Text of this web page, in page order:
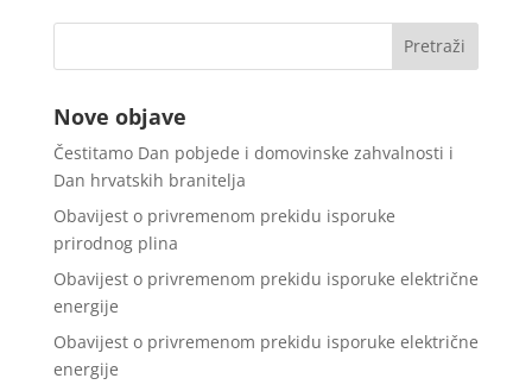
Nove objave
Čestitamo Dan pobjede i domovinske zahvalnosti i
Dan hrvatskih branitelja
Obavijest o privremenom prekidu isporuke
prirodnog plina
Obavijest o privremenom prekidu isporuke električne
energije
Obavijest o privremenom prekidu isporuke električne
energije